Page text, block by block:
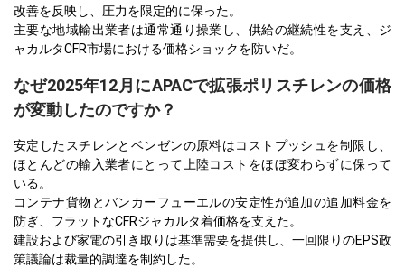
改善を反映し、圧力を限定的に保った。
主要な地域輸出業者は通常通り操業し、供給の継続性を支え、ジ
ャカルタCFR市場における価格ショックを防いだ。
なぜ2025年12月にAPACで拡張ポリスチレンの価格
が変動したのですか？
安定したスチレンとベンゼンの原料はコストプッシュを制限し、
ほとんどの輸入業者にとって上陸コストをほぼ変わらずに保って
いる。
コンテナ貨物とバンカーフューエルの安定性が追加の追加料金を
防ぎ、フラットなCFRジャカルタ着価格を支えた。
建設および家電の引き取りは基準需要を提供し、一回限りのEPS政
策議論は裁量的調達を制約した。